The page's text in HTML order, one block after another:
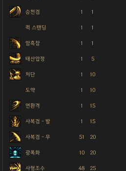
승천검 1 1
퀵 스탠딩 1 1
암흑참 1 1
태산압정 1 5
처단 1 10
도약 1 10
연환격 1 15
사복검 - 발 1 15
사복검 - 무 51 20
광폭화 10 20
사형조수 48 25